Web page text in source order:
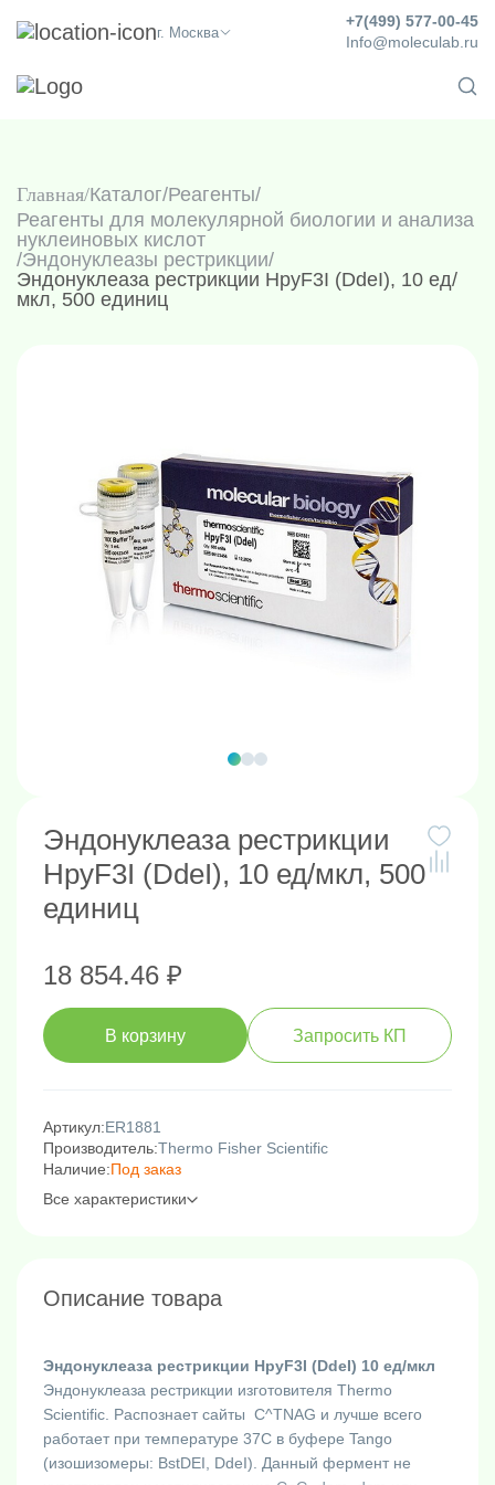
г. Москва
Info@moleculab.ru
+7(499) 577-00-45
Главная Каталог/Реагенты/
Реагенты для молекулярной биологии и анализа
нуклеиновых кислот
/Эндонуклеазы рестрикции/
Эндонуклеаза рестрикции HpyF3I (DdeI), 10 ед/
мкл, 500 единиц
Эндонуклеаза рестрикции
HpyF3I (DdeI), 10 ед/мкл, 500
единиц
18 854.46 ₽
В корзину Запросить КП
Артикул:ER1881
Производитель:Thermo Fisher Scientific
Наличие:Под заказ
Все характеристики
Описание товара
Эндонуклеаза рестрикции HpyF3I (DdeI) 10 ед/мкл
Эндонуклеаза рестрикции изготовителя Thermo
Scientific. Распознает сайты C^TNAG и лучше всего
работает при температуре 37C в буфере Tango
(изошизомеры: BstDEI, DdeI). Данный фермент не